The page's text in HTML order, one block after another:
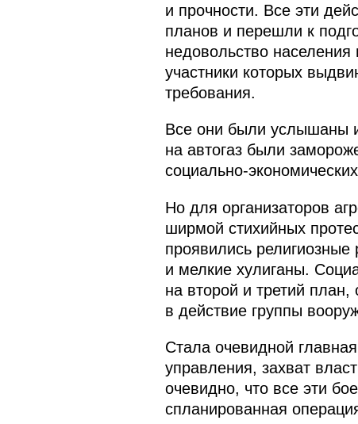
и прочности. Все эти
планов и перешли к
недовольство
участники которых
требования.
Все они были услышаны
на автогаз были
социально-
Но для организаторов
ширмой стихийных
проявились
и мелкие хулиганы.
на второй и третий
в действие группы
Стала очевидной
управления, захват
очевидно, что все эти
спланированная